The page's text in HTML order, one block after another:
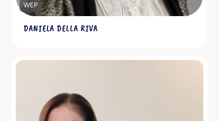
WEP
DANIELA DELLA RIVA